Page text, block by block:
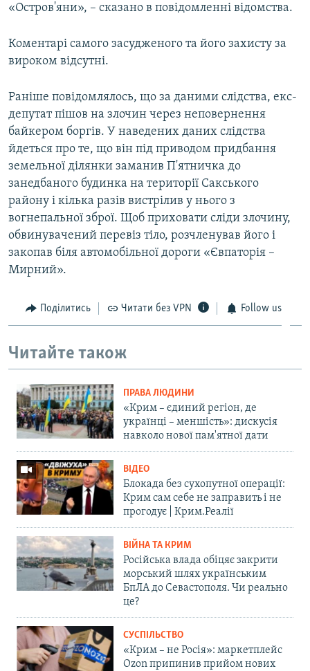
«Остров'яни», – сказано в повідомленні відомства.
Коментарі самого засудженого та його захисту за
вироком відсутні.
Раніше повідомлялось, що за даними слідства, екс-
депутат пішов на злочин через неповернення
байкером боргів. У наведених даних слідства
йдеться про те, що він під приводом придбання
земельної ділянки заманив П'ятничка до
занедбаного будинка на території Сакського
району і кілька разів вистрілив у нього з
вогнепальної зброї. Щоб приховати сліди злочину,
обвинувачений перевіз тіло, розчленував його і
закопав біля автомобільної дороги «Євпаторія –
Мирний».
Поділитись Читати без VPN Follow us
Читайте також
ПРАВА ЛЮДИНИ
«Крим – єдиний регіон, де
українці – меншість»: дискусія
навколо нової пам'ятної дати
ВІДЕО
Блокада без сухопутної операції:
Крим сам себе не заправить і не
прогодує | Крим.Реалії
ВІЙНА ТА КРИМ
Російська влада обіцяє закрити
морський шлях українським
БпЛА до Севастополя. Чи реально
це?
СУСПІЛЬСТВО
«Крим – не Росія»: маркетплейс
Ozon припинив прийом нових